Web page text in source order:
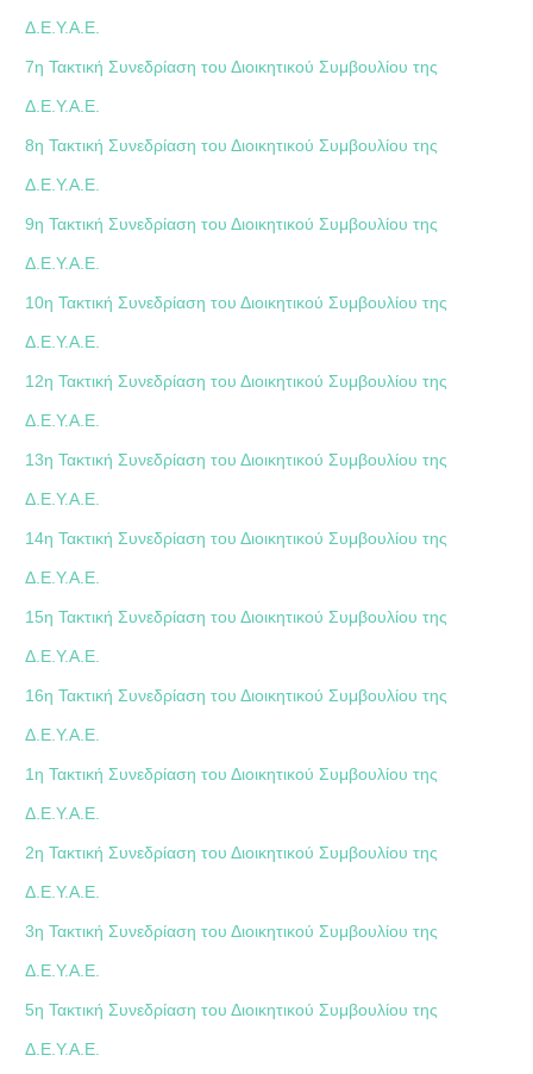
Δ.Ε.Υ.Α.Ε.
7η Τακτική Συνεδρίαση του Διοικητικού Συμβουλίου της
Δ.Ε.Υ.Α.Ε.
8η Τακτική Συνεδρίαση του Διοικητικού Συμβουλίου της
Δ.Ε.Υ.Α.Ε.
9η Τακτική Συνεδρίαση του Διοικητικού Συμβουλίου της
Δ.Ε.Υ.Α.Ε.
10η Τακτική Συνεδρίαση του Διοικητικού Συμβουλίου της
Δ.Ε.Υ.Α.Ε.
12η Τακτική Συνεδρίαση του Διοικητικού Συμβουλίου της
Δ.Ε.Υ.Α.Ε.
13η Τακτική Συνεδρίαση του Διοικητικού Συμβουλίου της
Δ.Ε.Υ.Α.Ε.
14η Τακτική Συνεδρίαση του Διοικητικού Συμβουλίου της
Δ.Ε.Υ.Α.Ε.
15η Τακτική Συνεδρίαση του Διοικητικού Συμβουλίου της
Δ.Ε.Υ.Α.Ε.
16η Τακτική Συνεδρίαση του Διοικητικού Συμβουλίου της
Δ.Ε.Υ.Α.Ε.
1η Τακτική Συνεδρίαση του Διοικητικού Συμβουλίου της
Δ.Ε.Υ.Α.Ε.
2η Τακτική Συνεδρίαση του Διοικητικού Συμβουλίου της
Δ.Ε.Υ.Α.Ε.
3η Τακτική Συνεδρίαση του Διοικητικού Συμβουλίου της
Δ.Ε.Υ.Α.Ε.
5η Τακτική Συνεδρίαση του Διοικητικού Συμβουλίου της
Δ.Ε.Υ.Α.Ε.